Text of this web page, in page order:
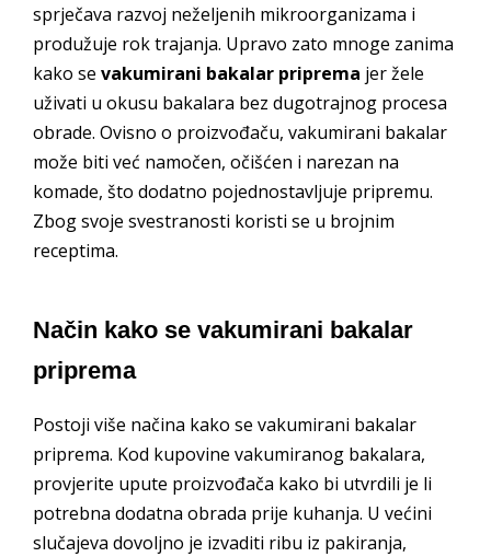
sprječava razvoj neželjenih mikroorganizama i
produžuje rok trajanja. Upravo zato mnoge zanima
kako se vakumirani bakalar priprema jer žele
uživati u okusu bakalara bez dugotrajnog procesa
obrade. Ovisno o proizvođaču, vakumirani bakalar
može biti već namočen, očišćen i narezan na
komade, što dodatno pojednostavljuje pripremu.
Zbog svoje svestranosti koristi se u brojnim
receptima.
Način kako se vakumirani bakalar
priprema
Postoji više načina kako se vakumirani bakalar
priprema. Kod kupovine vakumiranog bakalara,
provjerite upute proizvođača kako bi utvrdili je li
potrebna dodatna obrada prije kuhanja. U većini
slučajeva dovoljno je izvaditi ribu iz pakiranja,